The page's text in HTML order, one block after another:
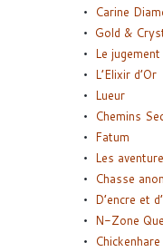
Carine
Gold &
Le
L’Elixir d’Or
Lueur
Chemins
Fatum
Les
Chasse
D’encre et
N-Zone